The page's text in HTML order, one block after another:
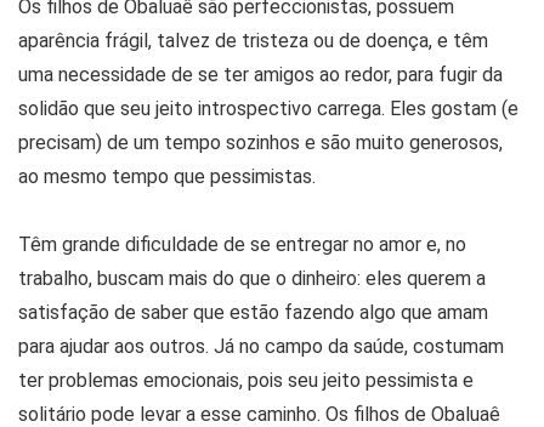
Os filhos de Obaluaê são perfeccionistas, possuem
aparência frágil, talvez de tristeza ou de doença, e têm
uma necessidade de se ter amigos ao redor, para fugir da
solidão que seu jeito introspectivo carrega. Eles gostam (e
precisam) de um tempo sozinhos e são muito generosos,
ao mesmo tempo que pessimistas.
Têm grande dificuldade de se entregar no amor e, no
trabalho, buscam mais do que o dinheiro: eles querem a
satisfação de saber que estão fazendo algo que amam
para ajudar aos outros. Já no campo da saúde, costumam
ter problemas emocionais, pois seu jeito pessimista e
solitário pode levar a esse caminho. Os filhos de Obaluaê